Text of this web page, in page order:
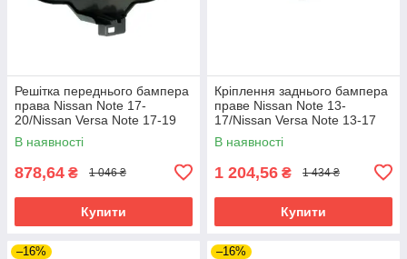
Решітка переднього бампера
права Nissan Note 17-
20/Nissan Versa Note 17-19
FPS
В наявності
878,64 ₴ 1 046 ₴
Купити
Кріплення заднього бампера
праве Nissan Note 13-
17/Nissan Versa Note 13-17
FPS
В наявності
1 204,56 ₴ 1 434 ₴
Купити
–16% –16%